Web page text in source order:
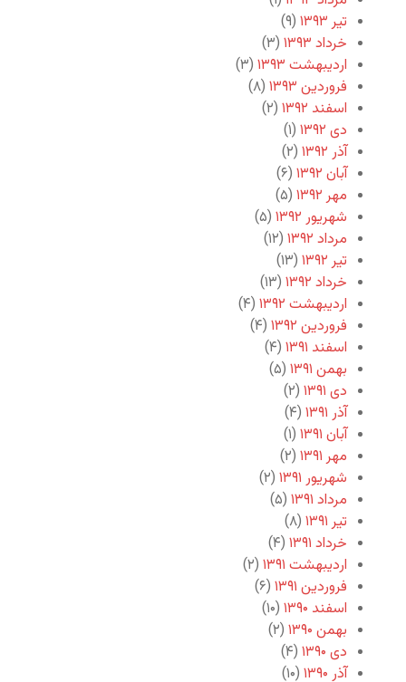
تیر ۱۳۹۳
(۹)
خرداد ۱۳۹۳
(۳)
اردیبهشت ۱۳۹۳
(۳)
فروردین ۱۳۹۳
(۸)
اسفند ۱۳۹۲
(۲)
دی ۱۳۹۲
(۱)
آذر ۱۳۹۲
(۲)
آبان ۱۳۹۲
(۶)
مهر ۱۳۹۲
(۵)
شهریور ۱۳۹۲
(۵)
مرداد ۱۳۹۲
(۱۲)
تیر ۱۳۹۲
(۱۳)
خرداد ۱۳۹۲
(۱۳)
اردیبهشت ۱۳۹۲
(۴)
فروردین ۱۳۹۲
(۴)
اسفند ۱۳۹۱
(۴)
بهمن ۱۳۹۱
(۵)
دی ۱۳۹۱
(۲)
آذر ۱۳۹۱
(۴)
آبان ۱۳۹۱
(۱)
مهر ۱۳۹۱
(۲)
شهریور ۱۳۹۱
(۲)
مرداد ۱۳۹۱
(۵)
تیر ۱۳۹۱
(۸)
خرداد ۱۳۹۱
(۴)
اردیبهشت ۱۳۹۱
(۲)
فروردین ۱۳۹۱
(۶)
اسفند ۱۳۹۰
(۱۰)
بهمن ۱۳۹۰
(۲)
دی ۱۳۹۰
(۴)
آذر ۱۳۹۰
(۱۰)